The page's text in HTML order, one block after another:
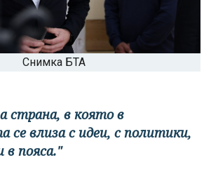
Снимка БТА
страна, в която в
се влиза с идеи, с политики,
в пояса."